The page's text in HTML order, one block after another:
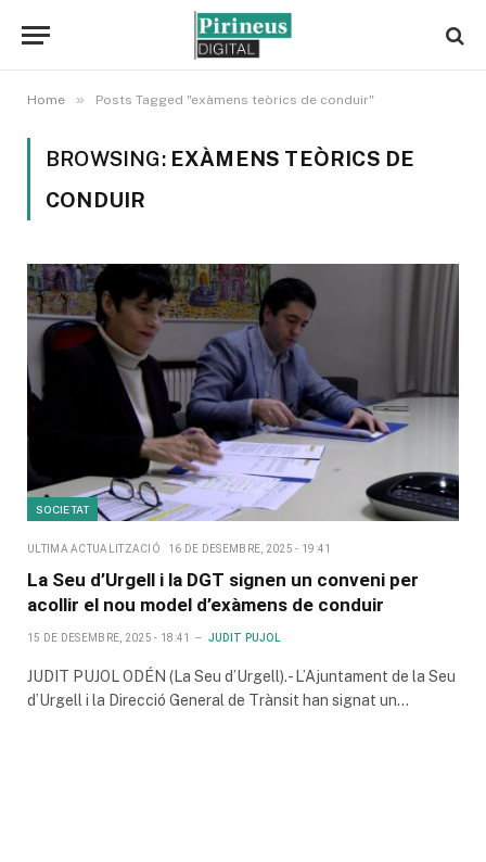
Home » Posts Tagged "exàmens teòrics de conduir"
BROWSING: EXÀMENS TEÒRICS DE
CONDUIR
SOCIETAT
ULTIMA ACTUALITZACIÓ 16 DE DESEMBRE, 2025 - 19:41
La Seu d’Urgell i la DGT signen un conveni per
acollir el nou model d’exàmens de conduir
15 DE DESEMBRE, 2025 - 18:41 JUDIT PUJOL
JUDIT PUJOL ODÉN (La Seu d’Urgell).- L’Ajuntament de la Seu
d’Urgell i la Direcció General de Trànsit han signat un…